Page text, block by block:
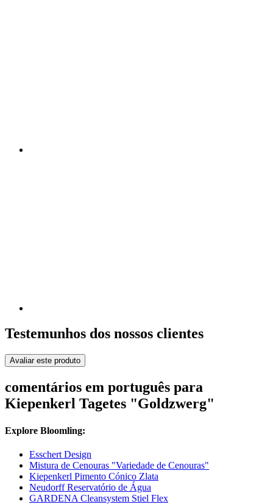
Testemunhos dos nossos clientes
Avaliar este produto
comentários em português para
Kiepenkerl Tagetes "Goldzwerg"
Explore Bloomling:
Esschert Design
Mistura de Cenouras "Variedade de Cenouras"
Kiepenkerl Pimento Cónico Zlata
Neudorff Reservatório de Água
GARDENA Cleansystem Stiel Flex